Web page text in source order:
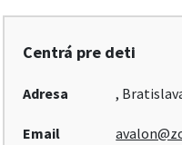
Centrá pre deti
Adresa ,
Email